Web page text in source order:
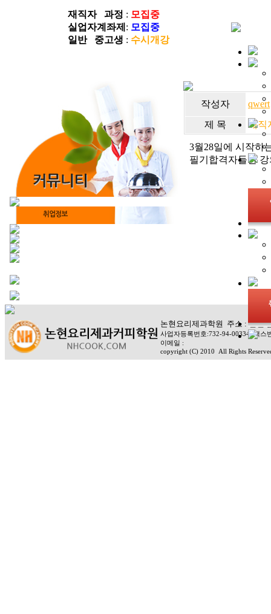
재직자 과정 : 모집중
실업자계좌제 : 모집중
일반 중고생 : 수시개강
작성자
qwert
제 목
재직
3월28일에 시작하
필기합격자들만
논현요리제과학원 주소 : 인천
사업자등록번호:732-94-00334 팩
이메일 :
copyright (C) 2010
All Rights